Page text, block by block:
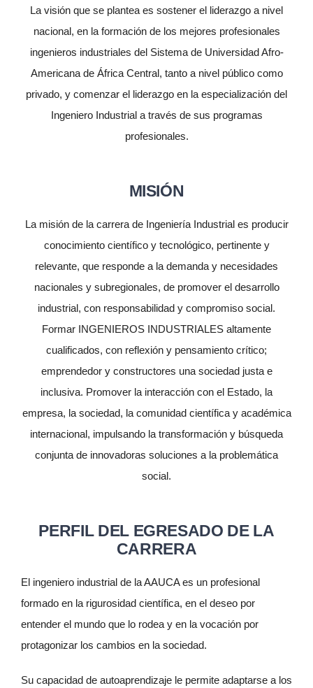
DOCUMENTOS
CONTÁCTENOS
ACCESOS DIRECTOS
La visión que se plantea es sostener el liderazgo a nivel
nacional, en la formación de los mejores profesionales
ingenieros industriales del Sistema de Universidad Afro-
Americana de África Central, tanto a nivel público como
privado, y comenzar el liderazgo en la especialización del
Ingeniero Industrial a través de sus programas
profesionales.
MISIÓN
La misión de la carrera de Ingeniería Industrial es producir
conocimiento científico y tecnológico, pertinente y
relevante, que responde a la demanda y necesidades
nacionales y subregionales, de promover el desarrollo
industrial, con responsabilidad y compromiso social.
Formar INGENIEROS INDUSTRIALES altamente
cualificados, con reflexión y pensamiento crítico;
emprendedor y constructores una sociedad justa e
inclusiva. Promover la interacción con el Estado, la
empresa, la sociedad, la comunidad científica y académica
internacional, impulsando la transformación y búsqueda
conjunta de innovadoras soluciones a la problemática
social.
PERFIL DEL EGRESADO DE LA
CARRERA
El ingeniero industrial de la AAUCA es un profesional
formado en la rigurosidad científica, en el deseo por
entender el mundo que lo rodea y en la vocación por
protagonizar los cambios en la sociedad.
Su capacidad de autoaprendizaje le permite adaptarse a los